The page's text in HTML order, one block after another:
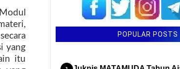
Modul
yang
itu
POPULAR POSTS